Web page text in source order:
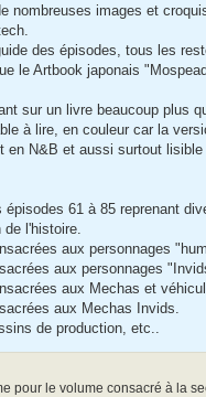
nombreuses images et
des épisodes, tous les
le Artbook japonais
sur un livre beaucoup plus
à lire, en couleur car la
en N&B et aussi surtout lisible
épisodes 61 à 85 reprenant
l'histoire.
aux personnages
aux personnages
aux Mechas et
aux Mechas Invids.
de production, etc..
pour le volume consacré à la